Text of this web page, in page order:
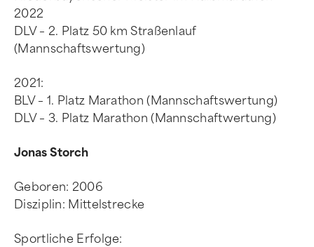
2022
DLV – 2. Platz 50 km Straßenlauf
(Mannschaftswertung)
2021:
BLV – 1. Platz Marathon (Mannschaftswertung)
DLV – 3. Platz Marathon (Mannschaftwertung)
Jonas Storch
Geboren: 2006
Disziplin: Mittelstrecke
Sportliche Erfolge: